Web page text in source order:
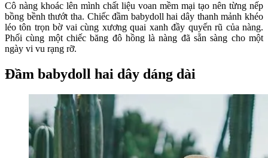
Cô nàng khoác lên mình chất liệu voan mềm mại tạo nên từng nếp
bồng bềnh thướt tha. Chiếc đầm babydoll hai dây thanh mảnh khéo
léo tôn trọn bờ vai cùng xương quai xanh đầy quyến rũ của nàng.
Phối cùng một chiếc băng đô hồng là nàng đã sẵn sàng cho một
ngày vi vu rạng rỡ.
Đầm babydoll hai dây dáng dài